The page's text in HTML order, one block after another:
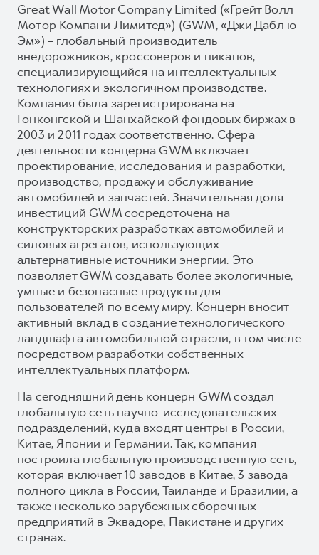
Great Wall Motor Company Limited («Грейт Волл
Мотор Компани Лимитед») (GWM, «Джи Дабл ю
Эм») – глобальный производитель
внедорожников, кроссоверов и пикапов,
специализирующийся на интеллектуальных
технологиях и экологичном производстве.
Компания была зарегистрирована на
Гонконгской и Шанхайской фондовых биржах в
2003 и 2011 годах соответственно. Сфера
деятельности концерна GWM включает
проектирование, исследования и разработки,
производство, продажу и обслуживание
автомобилей и запчастей. Значительная доля
инвестиций GWM сосредоточена на
конструкторских разработках автомобилей и
силовых агрегатов, использующих
альтернативные источники энергии. Это
позволяет GWM создавать более экологичные,
умные и безопасные продукты для
пользователей по всему миру. Концерн вносит
активный вклад в создание технологического
ландшафта автомобильной отрасли, в том числе
посредством разработки собственных
интеллектуальных платформ.
На сегодняшний день концерн GWM создал
глобальную сеть научно-исследовательских
подразделений, куда входят центры в России,
Китае, Японии и Германии. Так, компания
построила глобальную производственную сеть,
которая включает 10 заводов в Китае, 3 завода
полного цикла в России, Таиланде и Бразилии, а
также несколько зарубежных сборочных
предприятий в Эквадоре, Пакистане и других
странах.